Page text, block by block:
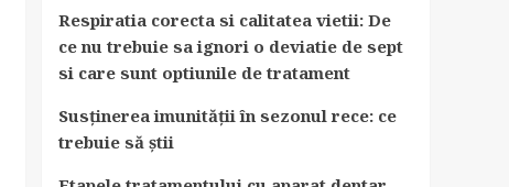
Respiratia corecta si calitatea vietii: De
ce nu trebuie sa ignori o deviatie de sept
si care sunt optiunile de tratament
Susținerea imunității în sezonul rece: ce
trebuie să știi